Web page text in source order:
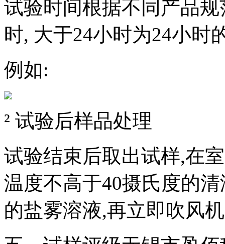
试验时间根据不同产品
时, 大于24小时为24小时
例如:
² 试验后样品处理
试验结束后取出试样,在
温度不高于40摄氏度的
的盐雾溶液,再立即吹风